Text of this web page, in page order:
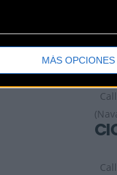
MÁS OPCIONES